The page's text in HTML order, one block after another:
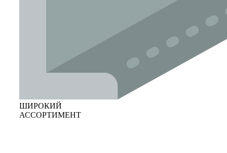
ШИРОКИЙ
АССОРТИМЕНТ